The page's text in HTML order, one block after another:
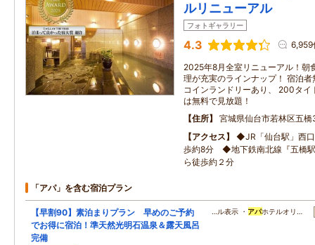
ルリニューアル
フォトギャラリー
4.3 6,959
2025年8月全室リニューアル！朝
理が充実のラインナップ！ 宿泊
コインランドリーあり、 200タイ
は無料で見放題！
住所
宮城県仙台市若林区五
アクセス
◆JR「仙台駅」西
歩約8分 ◆地下鉄南北線『五橋
ら徒歩約２分
「アパ」を含む宿泊プラン
【早割90】素泊まりプラン 早めのご予約
でお得に宿泊！準天然光明石温泉＆露天風呂
完備
…ル表示 ・ アパホテルオリ…